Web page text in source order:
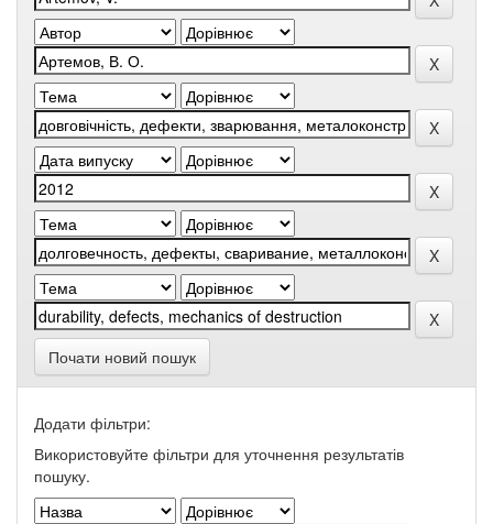
Почати новий пошук
Додати фільтри:
Використовуйте фільтри для уточнення результатів
пошуку.